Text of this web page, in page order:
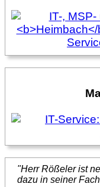
"Herr Rößeler ist
dazu in seiner